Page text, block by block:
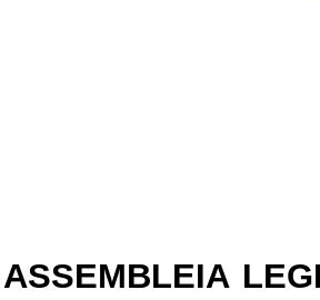
ASSEMBLEIA